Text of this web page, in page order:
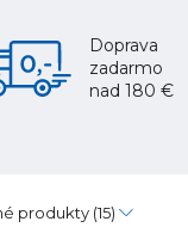
Doprava
zadarmo
nad 180 €
produkty (15)